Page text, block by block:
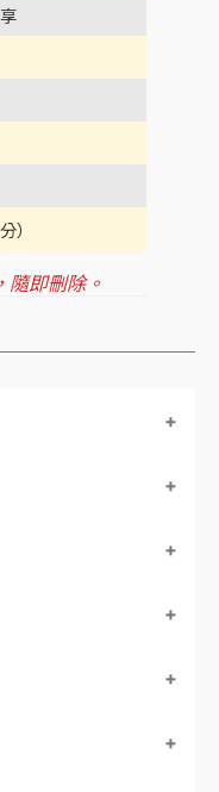
即刪除。
－１
－2
－3
－4